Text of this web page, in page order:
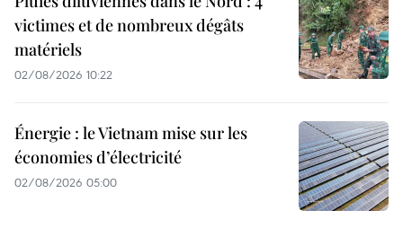
victimes et de nombreux dégâts
matériels
02/08/2026 10:22
Énergie : le Vietnam mise sur les
économies d’électricité
02/08/2026 05:00